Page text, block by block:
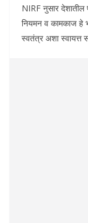
NIRF नुसार देशातील
नियमन व कामकाज हे
स्वतंत्र अशा स्वायत्त